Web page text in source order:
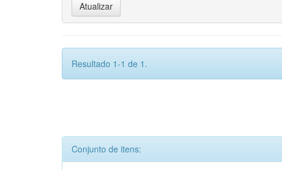
Resultado 1-1 de 1.
Conjunto de itens: